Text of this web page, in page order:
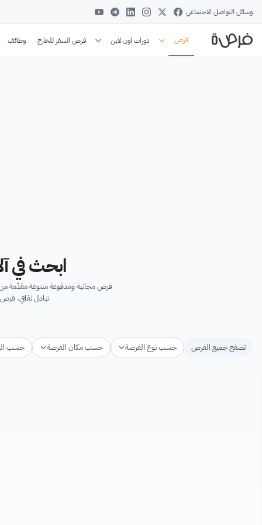
وسائل التواصل الاجتماعي
فرص دورات اون لاين فرص السفر للخارج وظائف
ابحث في
فرص مجانية ومدفوعة متنوعة مقدّمة من
تبادل ثقافي،
تصفح جميع الفرص حسب نوع الفرصة حسب مكان الفرصة حسب